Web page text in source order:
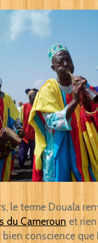
le terme Douala
du Camerounet rien
conscience que